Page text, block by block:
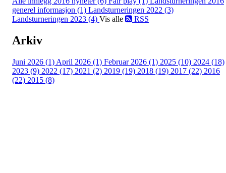
generel informasjon (1) Landsturneringen 2022 (3)
Landsturneringen 2023 (4) Vis alle RSS
Arkiv
Juni 2026 (1) April 2026 (1) Februar 2026 (1) 2025 (10) 2024 (18)
2023 (9) 2022 (17) 2021 (2) 2019 (19) 2018 (19) 2017 (22) 2016
(22) 2015 (8)